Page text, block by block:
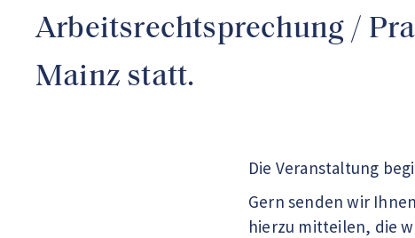
Arbeitsrechtsprechung /
Mainz statt.
Die Veranstaltung
Gern senden wir
hierzu mitteilen, die